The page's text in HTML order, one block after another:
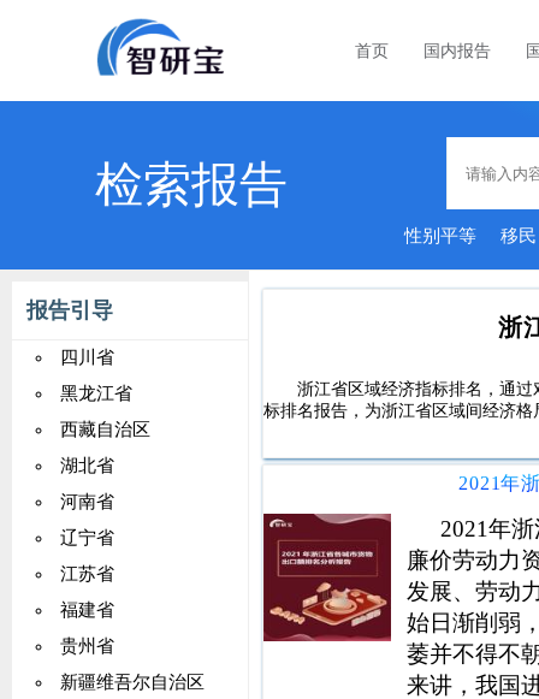
首页 国内报告
检索报告
性别平等 移民
报告引导
四川省
黑龙江省
西藏自治区
湖北省
河南省
辽宁省
江苏省
福建省
贵州省
新疆维吾尔自治区
浙
浙江省区域经济指标排名，通
标排名报告，为浙江省区域间经济格
2021年
2021年
廉价劳动力
发展、劳动
始日渐削弱
萎并不得不
来讲，我国